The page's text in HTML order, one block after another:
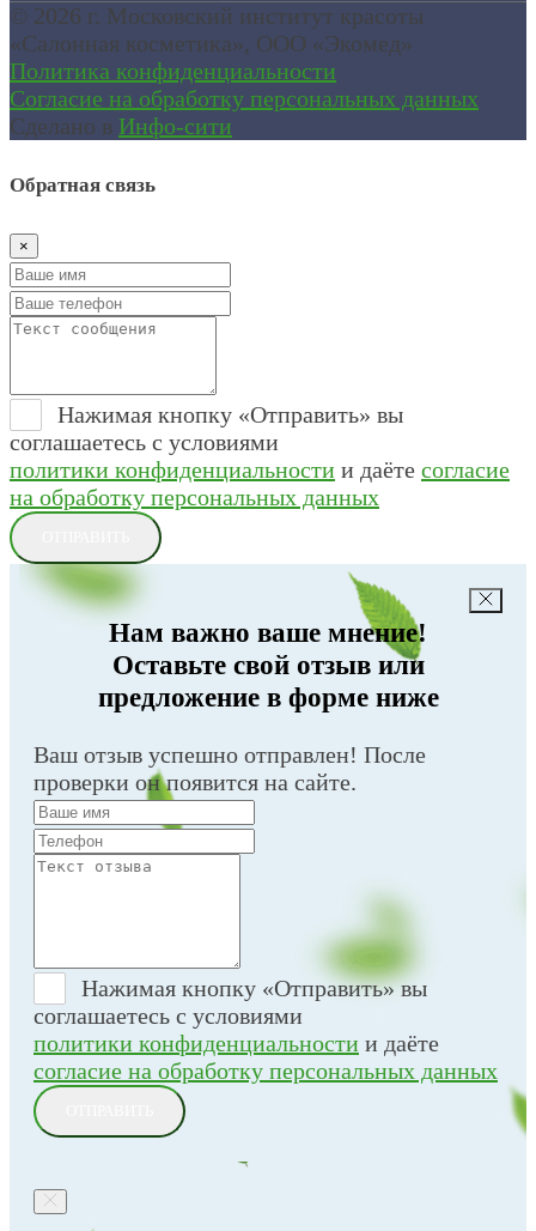
© 2026 г. Московский институт красоты
«Салонная косметика», ООО «Экомед»
Политика конфиденциальности
Согласие на обработку персональных данных
Сделано в Инфо-сити
Обратная связь
×
Нажимая кнопку «Отправить» вы
соглашаетесь с условиями
политики конфиденциальности и даёте согласие
на обработку персональных данных
Нам важно ваше мнение!
Оставьте свой отзыв или
предложение в форме ниже
Ваш отзыв успешно отправлен! После
проверки он появится на сайте.
Нажимая кнопку «Отправить» вы
соглашаетесь с условиями
политики конфиденциальности и даёте
согласие на обработку персональных данных